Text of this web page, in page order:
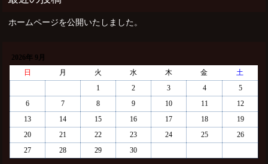
ホームページを公開いたしました。
2026年 9月
日
月 火 水 木 金
土
1
2 3 4
5
6
7 8 9 10 11
12
13
14 15 16 17 18
19
20
21 22 23 24 25
26
27
28 29 30